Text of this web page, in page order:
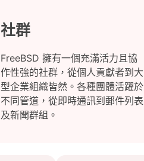
社群
FreeBSD 擁有一個充滿活力且協
作性強的社群，從個人貢獻者到大
型企業組織皆然。各種團體活躍於
不同管道，從即時通訊到郵件列表
及新聞群組。